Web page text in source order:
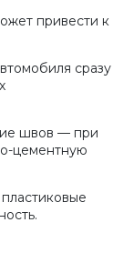
привести к
сразу
швов — при
цементную